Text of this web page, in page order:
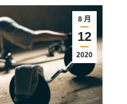
8 月
12
2020